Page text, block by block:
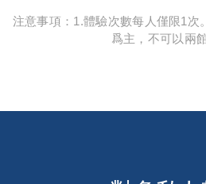
注意事項：1.體驗次數每人僅限1次
爲主，不可以兩